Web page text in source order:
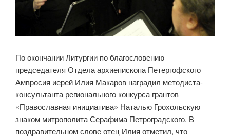
По окончании Литургии по благословению
председателя Отдела архиепископа Петергофского
Амвросия иерей Илия Макаров наградил методиста-
консультанта регионального конкурса грантов
«Православная инициатива» Наталью Грохольскую
знаком митрополита Серафима Петроградского. В
поздравительном слове отец Илия отметил, что